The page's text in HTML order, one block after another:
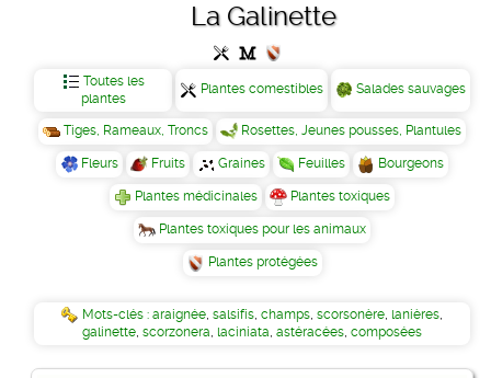
La Galinette
Toutes les
plantes
Plantes comestibles Salades sauvages
Tiges, Rameaux, Troncs Rosettes, Jeunes pousses, Plantules
Fleurs Fruits Graines Feuilles Bourgeons
Plantes médicinales Plantes toxiques
Plantes toxiques pour les animaux
Plantes protégées
Mots-clés : araignée, salsifis, champs, scorsonère, lanières,
galinette, scorzonera, laciniata, astéracées, composées